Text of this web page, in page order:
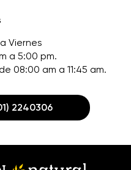
Viernes
a 5:00 pm.
08:00 am a 11:45 am.
2240306